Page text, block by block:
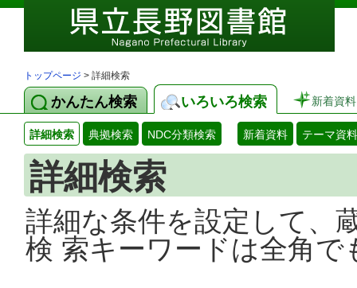
トップページ > 詳細検索
かんたん検索 いろいろ検索 新着資料
詳細検索 典拠検索 NDC分類検索 新着資料 テーマ資料
詳細検索
詳細な条件を設定して、
検 索キーワードは全角